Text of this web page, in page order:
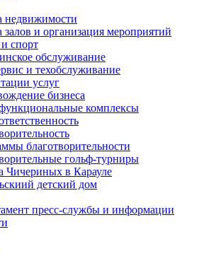
недвижимости
залов и организация мероприятий
спорт
обслуживание
и техобслуживание
услуг
бизнеса
комплексы
благотворительности
гольф-турниры
Чичериных в Карауле
детский дом
пресс-службы и информации